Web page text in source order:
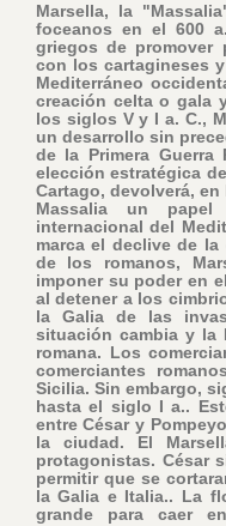
Marsella, la
foceanos en el 600
griegos de promover
con los cartagineses
Mediterráneo
creación celta o gala
los siglos V y I a. C.,
un desarrollo sin
de la Primera Guerra
elección estratégica
Cartago, devolverá,
Massalia un papel
internacional del
marca el declive de
de los romanos,
imponer su poder en
al detener a los
la Galia de las
situación cambia y la
romana. Los
comerciantes
Sicilia. Sin embargo,
hasta el siglo I a..
entre César y
la ciudad. El
protagonistas. César
permitir que se
la Galia e Italia.. La
grande para caer